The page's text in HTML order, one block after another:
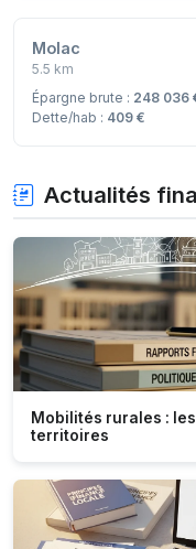
Molac
5.5 km
Épargne brute : 248 036
Dette/hab : 409 €
Actualités
Mobilités rurales :
territoires